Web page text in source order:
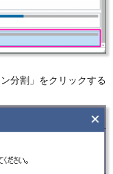
分割」をクリックする